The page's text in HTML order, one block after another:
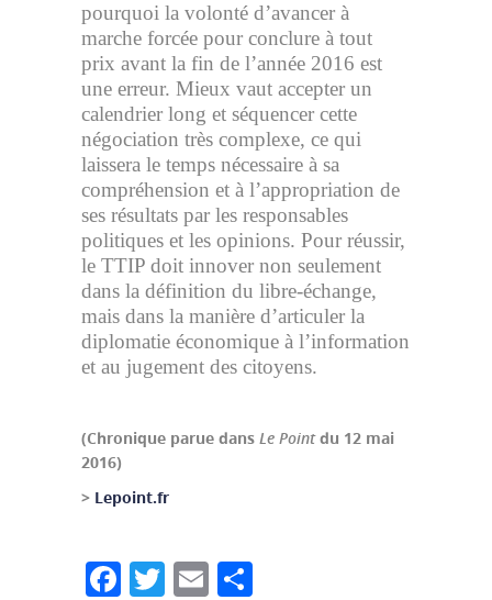
pourquoi la volonté d’avancer à
marche forcée pour conclure à tout
prix avant la fin de l’année 2016 est
une erreur. Mieux vaut accepter un
calendrier long et séquencer cette
négociation très complexe, ce qui
laissera le temps nécessaire à sa
compréhension et à l’appropriation de
ses résultats par les responsables
politiques et les opinions. Pour réussir,
le TTIP doit innover non seulement
dans la définition du libre-échange,
mais dans la manière d’articuler la
diplomatie économique à l’information
et au jugement des citoyens.
(Chronique parue dans Le Pointdu 12 mai
2016)
> Lepoint.fr
Facebook
TwitterEmail